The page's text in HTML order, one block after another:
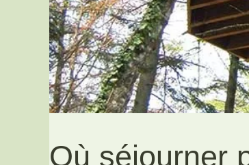
Où séjourner